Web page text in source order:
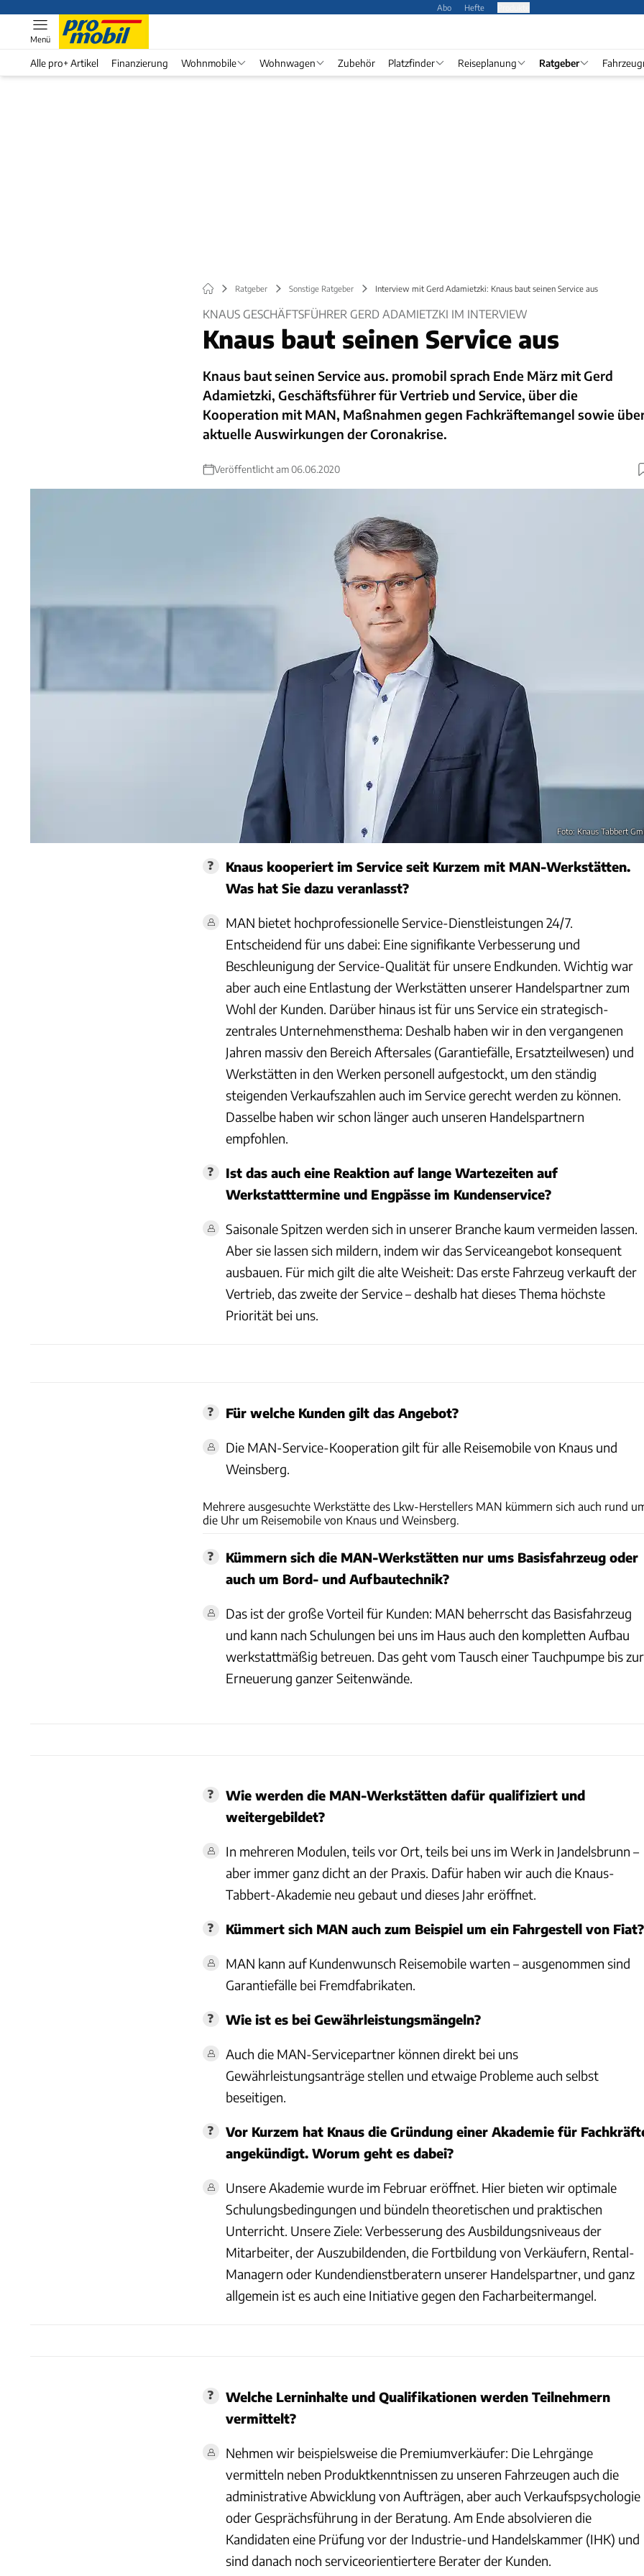
Abo Hefte
Menü
Alle pro+ Artikel Finanzierung Wohnmobile Wohnwagen Zubehör Platzfinder Reiseplanung Ratgeber
Ratgeber Sonstige Ratgeber Interview mit Gerd Adamietzki: Knaus baut seinen Service aus
KNAUS GESCHÄFTSFÜHRER GERD ADAMIETZKI IM INTERVIEW
Knaus baut seinen Service aus
Knaus baut seinen Service aus. promobil sprach Ende März mit Gerd
Adamietzki, Geschäftsführer für Vertrieb und Service, über die
Kooperation mit MAN, Maßnahmen gegen Fachkräftemangel sowie
aktuelle Auswirkungen der Coronakrise.
Veröffentlicht am 06.06.2020
Foto: Knaus Tabbert
Knaus kooperiert im Service seit Kurzem mit MAN-Werkstätten.
Was hat Sie dazu veranlasst?
MAN bietet hochprofessionelle Service-Dienstleistungen 24/7.
Entscheidend für uns dabei: Eine signifikante Verbesserung und
Beschleunigung der Service-Qualität für unsere Endkunden. Wichtig war
aber auch eine Entlastung der Werkstätten unserer Handelspartner zum
Wohl der Kunden. Darüber hinaus ist für uns Service ein strategisch-
zentrales Unternehmensthema: Deshalb haben wir in den vergangenen
Jahren massiv den Bereich Aftersales (Garantiefälle, Ersatzteilwesen) und
Werkstätten in den Werken personell aufgestockt, um den ständig
steigenden Verkaufszahlen auch im Service gerecht werden zu können.
Dasselbe haben wir schon länger auch unseren Handelspartnern
empfohlen.
Ist das auch eine Reaktion auf lange Wartezeiten auf
Werkstatttermine und Engpässe im Kundenservice?
Saisonale Spitzen werden sich in unserer Branche kaum vermeiden lassen.
Aber sie lassen sich mildern, indem wir das Serviceangebot konsequent
ausbauen. Für mich gilt die alte Weisheit: Das erste Fahrzeug verkauft der
Vertrieb, das zweite der Service – deshalb hat dieses Thema höchste
Priorität bei uns.
Für welche Kunden gilt das Angebot?
Die MAN-Service-Kooperation gilt für alle Reisemobile von Knaus und
Weinsberg.
Mehrere ausgesuchte Werkstätte des Lkw-Herstellers MAN kümmern sich auch rund
die Uhr um Reisemobile von Knaus und Weinsberg.
Kümmern sich die MAN-Werkstätten nur ums Basisfahrzeug oder
auch um Bord- und Aufbautechnik?
Das ist der große Vorteil für Kunden: MAN beherrscht das Basisfahrzeug
und kann nach Schulungen bei uns im Haus auch den kompletten Aufbau
werkstattmäßig betreuen. Das geht vom Tausch einer Tauchpumpe bis zur
Erneuerung ganzer Seitenwände.
Wie werden die MAN-Werkstätten dafür qualifiziert und
weitergebildet?
In mehreren Modulen, teils vor Ort, teils bei uns im Werk in Jandelsbrunn –
aber immer ganz dicht an der Praxis. Dafür haben wir auch die Knaus-
Tabbert-Akademie neu gebaut und dieses Jahr eröffnet.
Kümmert sich MAN auch zum Beispiel um ein Fahrgestell von Fiat?
MAN kann auf Kundenwunsch Reisemobile warten – ausgenommen sind
Garantiefälle bei Fremdfabrikaten.
Wie ist es bei Gewährleistungsmängeln?
Auch die MAN-Servicepartner können direkt bei uns
Gewährleistungsanträge stellen und etwaige Probleme auch selbst
beseitigen.
Vor Kurzem hat Knaus die Gründung einer Akademie für
angekündigt. Worum geht es dabei?
Unsere Akademie wurde im Februar eröffnet. Hier bieten wir optimale
Schulungsbedingungen und bündeln theoretischen und praktischen
Unterricht. Unsere Ziele: Verbesserung des Ausbildungsniveaus der
Mitarbeiter, der Auszubildenden, die Fortbildung von Verkäufern, Rental-
Managern oder Kundendienstberatern unserer Handelspartner, und ganz
allgemein ist es auch eine Initiative gegen den Facharbeitermangel.
Welche Lerninhalte und Qualifikationen werden Teilnehmern
vermittelt?
Nehmen wir beispielsweise die Premiumverkäufer: Die Lehrgänge
vermitteln neben Produktkenntnissen zu unseren Fahrzeugen auch die
administrative Abwicklung von Aufträgen, aber auch Verkaufspsychologie
oder Gesprächsführung in der Beratung. Am Ende absolvieren die
Kandidaten eine Prüfung vor der Industrie-und Handelskammer (IHK) und
sind danach noch serviceorientiertere Berater der Kunden.